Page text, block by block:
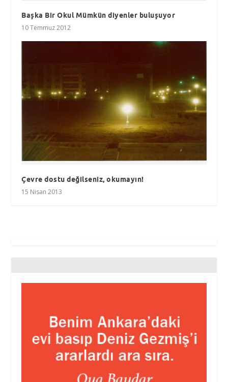
Başka Bir Okul Mümkün diyenler buluşuyor
10 Temmuz 2012
Çevre dostu değilseniz, okumayın!
15 Nisan 2013